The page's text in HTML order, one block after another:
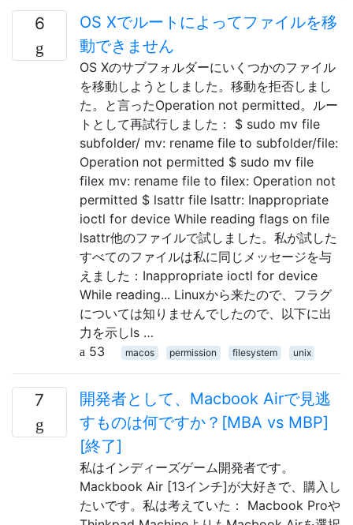
6
OS Xでルートによってファイルを移
動できません
OS Xのサブフォルダーにいくつかのファイル
を移動しようとしました。移動を拒否しまし
た。と言ったOperation not permitted。ルー
トとして再試行しました： $ sudo mv file
subfolder/ mv: rename file to subfolder/file:
Operation not permitted $ sudo mv file
filex mv: rename file to filex: Operation not
permitted $ lsattr file lsattr: Inappropriate
ioctl for device While reading flags on file
lsattr他のファイルで試しました。私が試した
すべてのファイルは私に同じメッセージを与
えました：Inappropriate ioctl for device
While reading... Linuxから来たので、フラグ
については知りませんでしたので、以下に出
力を示しls …
53
macos permission filesystem unix
7
開発者として、Macbook Airで見逃
すものは何ですか？[MBA vs MBP]
[終了]
私はインディーズゲーム開発者です。
Mackbook Air [13インチ]が大好きで、購入し
たいです。私は考えていた： Macbook Proや